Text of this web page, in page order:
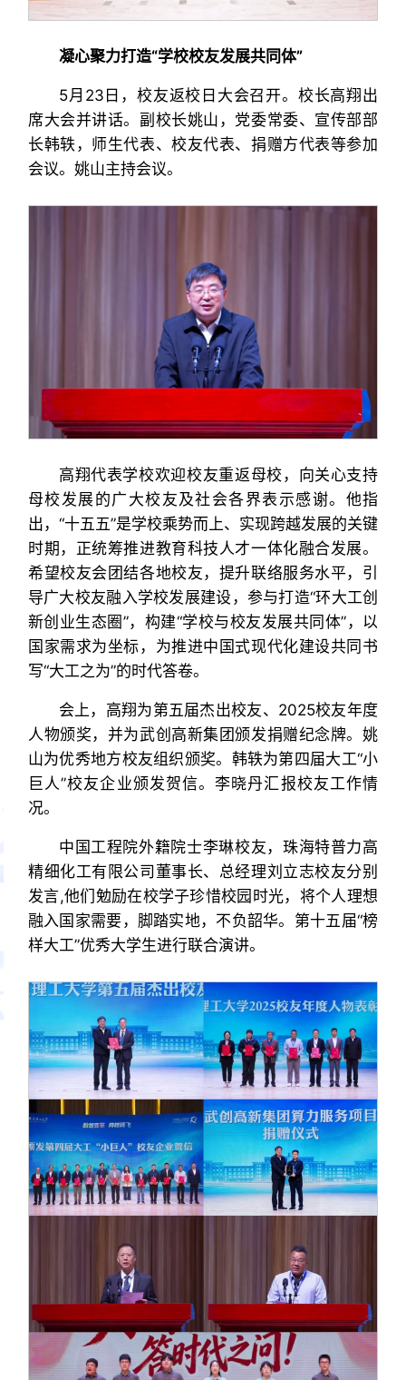
凝心聚力打造“学校校友发展共同体”
5月23日，校友返校日大会召开。校长高翔出
席大会并讲话。副校长姚山，党委常委、宣传部部
长韩轶，师生代表、校友代表、捐赠方代表等参加
会议。姚山主持会议。
高翔代表学校欢迎校友重返母校，向关心支持
母校发展的广大校友及社会各界表示感谢。他指
出，“十五五”是学校乘势而上、实现跨越发展的关键
时期，正统筹推进教育科技人才一体化融合发展。
希望校友会团结各地校友，提升联络服务水平，引
导广大校友融入学校发展建设，参与打造“环大工创
新创业生态圈”，构建“学校与校友发展共同体”，以
国家需求为坐标，为推进中国式现代化建设共同书
写“大工之为”的时代答卷。
会上，高翔为第五届杰出校友、2025校友年度
人物颁奖，并为武创高新集团颁发捐赠纪念牌。姚
山为优秀地方校友组织颁奖。韩轶为第四届大工“小
巨人”校友企业颁发贺信。李晓丹汇报校友工作情
况。
中国工程院外籍院士李琳校友，珠海特普力高
精细化工有限公司董事长、总经理刘立志校友分别
发言,他们勉励在校学子珍惜校园时光，将个人理想
融入国家需要，脚踏实地，不负韶华。第十五届“榜
样大工”优秀大学生进行联合演讲。